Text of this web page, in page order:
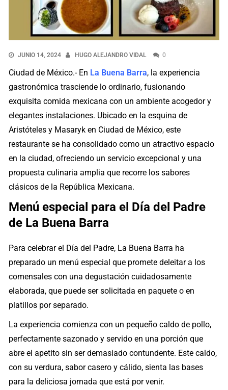
JUNIO 14, 2024 HUGO ALEJANDRO VIDAL 0
Ciudad de México.- En La Buena Barra, la experiencia
gastronómica trasciende lo ordinario, fusionando
exquisita comida mexicana con un ambiente acogedor y
elegantes instalaciones. Ubicado en la esquina de
Aristóteles y Masaryk en Ciudad de México, este
restaurante se ha consolidado como un atractivo espacio
en la ciudad, ofreciendo un servicio excepcional y una
propuesta culinaria amplia que recorre los sabores
clásicos de la República Mexicana.
Menú especial para el Día del Padre
de La Buena Barra
Para celebrar el Día del Padre, La Buena Barra ha
preparado un menú especial que promete deleitar a los
comensales con una degustación cuidadosamente
elaborada, que puede ser solicitada en paquete o en
platillos por separado.
La experiencia comienza con un pequeño caldo de pollo,
perfectamente sazonado y servido en una porción que
abre el apetito sin ser demasiado contundente. Este caldo,
con su verdura, sabor casero y cálido, sienta las bases
para la deliciosa jornada que está por venir.